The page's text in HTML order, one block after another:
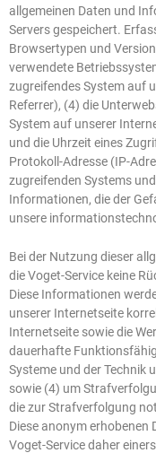
allgemeinen Daten und
Servers gespeichert.
Browsertypen und
verwendete
zugreifendes System auf
Referrer), (4) die
System auf unserer
und die Uhrzeit eines
Protokoll-Adresse (IP-
zugreifenden Systems
Informationen, die der
unsere
Bei der Nutzung dieser
die Voget-Service keine
Diese Informationen
unserer Internetseite
Internetseite sowie die
dauerhafte
Systeme und der Technik
sowie (4) um
die zur Strafverfolgung
Diese anonym
Voget-Service daher